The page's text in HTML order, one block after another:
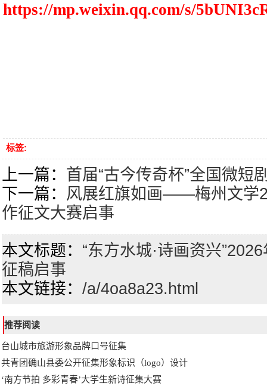
https://mp.weixin.qq.com/s/
标签:
上一篇： 首届“古今传奇杯”全国微短
下一篇： 风展红旗如画——梅州文学
作征文大赛启事
本文标题： “东方水城·诗画资兴
征稿启事
本文链接： /a/4oa8a23.html
推荐阅读
台山城市旅游形象品牌口号征集
共青团确山县委公开征集形象标识（logo）设计
‘南方节拍 多彩青春’大学生新诗征集大赛